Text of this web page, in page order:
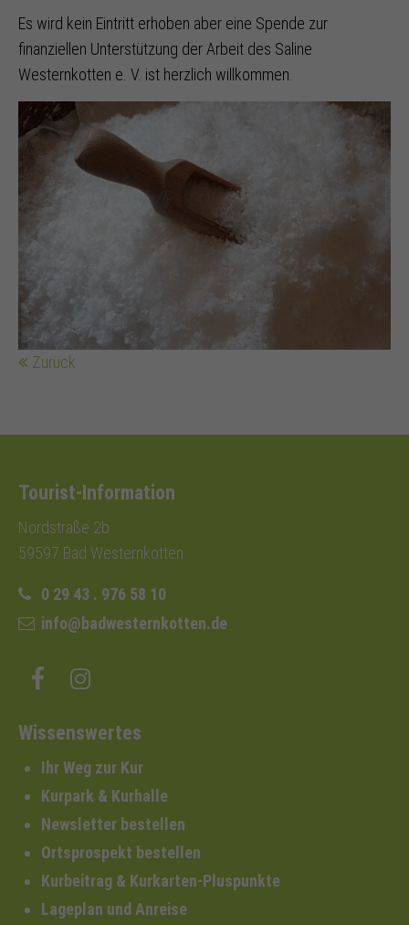
Es wird kein Eintritt erhoben aber eine Spende zur
finanziellen Unterstützung der Arbeit des Saline
Westernkotten e. V. ist herzlich willkommen.
Zurück
Tourist-Information
Nordstraße 2b
59597 Bad Westernkotten
0 29 43 . 976 58 10
info@badwesternkotten.de
Wissenswertes
Ihr Weg zur Kur
Kurpark & Kurhalle
Newsletter bestellen
Ortsprospekt bestellen
Kurbeitrag & Kurkarten-Pluspunkte
Lageplan und Anreise